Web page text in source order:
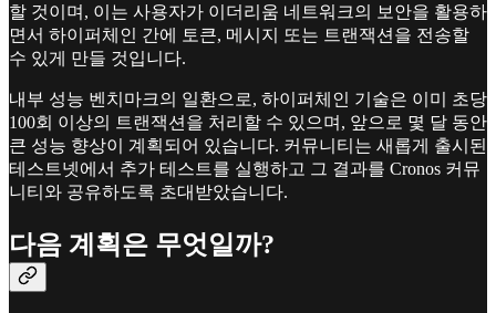
할 것이며, 이는 사용자가 이더리움 네트워크의 보안을 활용하
면서 하이퍼체인 간에 토큰, 메시지 또는 트랜잭션을 전송할
수 있게 만들 것입니다.
내부 성능 벤치마크의 일환으로, 하이퍼체인 기술은 이미 초당
100회 이상의 트랜잭션을 처리할 수 있으며, 앞으로 몇 달 동안
큰 성능 향상이 계획되어 있습니다. 커뮤니티는 새롭게 출시된
테스트넷에서 추가 테스트를 실행하고 그 결과를 Cronos 커뮤
니티와 공유하도록 초대받았습니다.
다음 계획은 무엇일까?